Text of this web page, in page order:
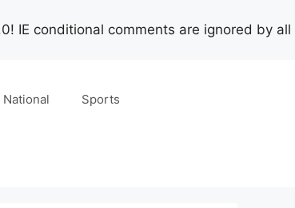
IE conditional comments are ignored by all
National Sports